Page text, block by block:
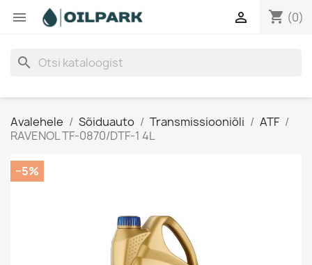
 shopping_cart (0)

search
Avalehele Sõiduauto Transmissiooniõli
ATF
RAVENOL TF-0870/DTF-1 4L
−5%